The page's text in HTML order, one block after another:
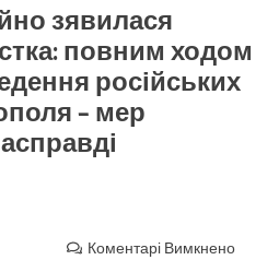
зявилася
повним ходом
російських
– мер
Коментарі Вимкнено